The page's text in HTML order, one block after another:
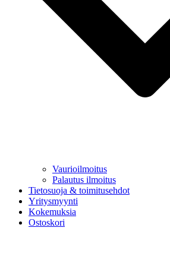
Vaurioilmoitus
Palautus ilmoitus
Tietosuoja & toimitusehdot
Yritysmyynti
Kokemuksia
Ostoskori